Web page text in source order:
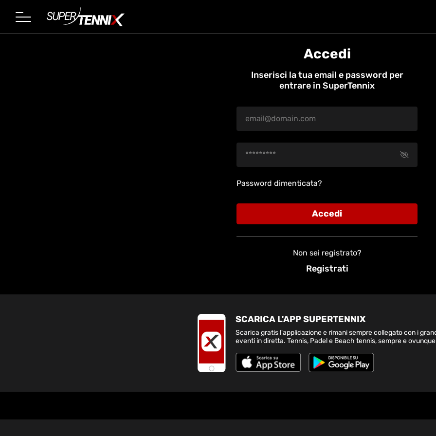
Accedi
Inserisci la tua email e password per
entrare in SuperTennix
Password dimenticata?
Accedi
Non sei registrato?
Registrati
SCARICA L'APP SUPERTENNIX
Scarica gratis l'applicazione e rimani sempre collegato con i
eventi in diretta. Tennis, Padel e Beach tennis, sempre e